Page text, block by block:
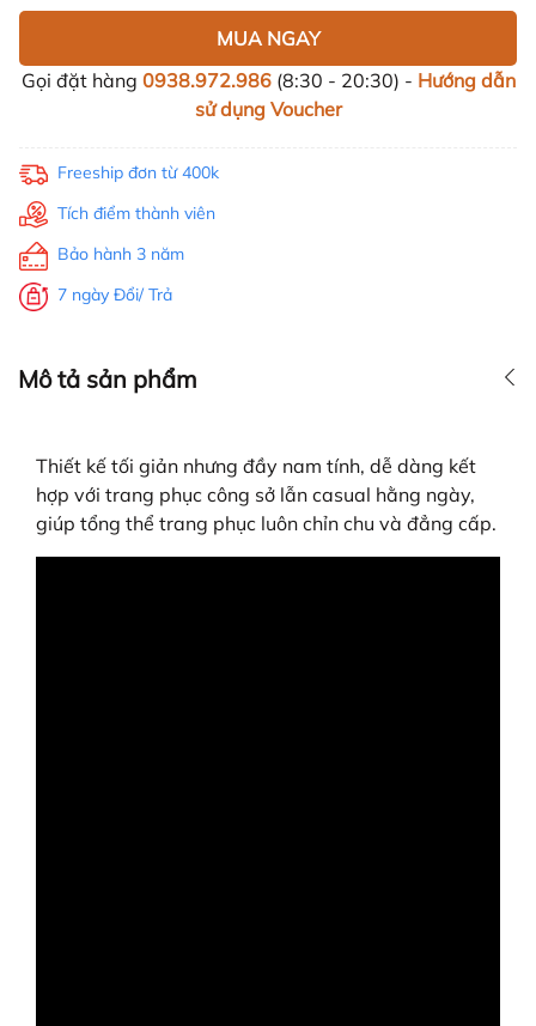
MUA NGAY
Gọi đặt hàng 0938.972.986(8:30 - 20:30) - Hướng dẫn
sử dụng Voucher
Freeship đơn từ 400k
Tích điểm thành viên
Bảo hành 3 năm
7 ngày Đổi/ Trả
Mô tả sản phẩm
Thiết kế tối giản nhưng đầy nam tính, dễ dàng kết
hợp với trang phục công sở lẫn casual hằng ngày,
giúp tổng thể trang phục luôn chỉn chu và đẳng cấp.